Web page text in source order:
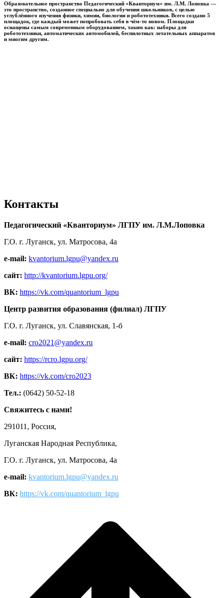
Образовательное пространство Педагогический «Кванториум» им. Л.М. Лоповка —
это пространство, созданное специально для обучения школьников, с целью
углублённого изучения физики, химии, биологии и робототехники. Всего создано 5
площадок, где каждый может попробовать себя в чём-то новом. Площадки
оснащены самым современным оборудованием, таким как: наборы для
робототехники, автоматических автомобилей, беспилотных летательных аппаратов
и многим другим.
Контакты
Педагогический «Кванториум» ЛГПУ им. Л.М.Лоповка
Г.О. г. Луганск, ул. Матросова, 4а
e-mail: kvantorium.lgpu@yandex.ru
сайт: http://kvantorium.lgpu.org/
ВК: https://vk.com/quantorium_lgpu
Центр развития образования (филиал) ЛГПУ
Г.О. г. Луганск, ул. Славянская, 1-б
e-mail: cro2021@yandex.ru
сайт: https://rcro.lgpu.org/
ВК: https://vk.com/cro2023
Тел.: (0642) 50-52-18
Свяжитесь с нами!
291011, Россия,
Луганская Народная Республика,
Г.О. г. Луганск, ул. Матросова, 4а
e-mail: kvantorium.lgpu@yandex.ru
ВК: https://vk.com/quantorium_lgpu